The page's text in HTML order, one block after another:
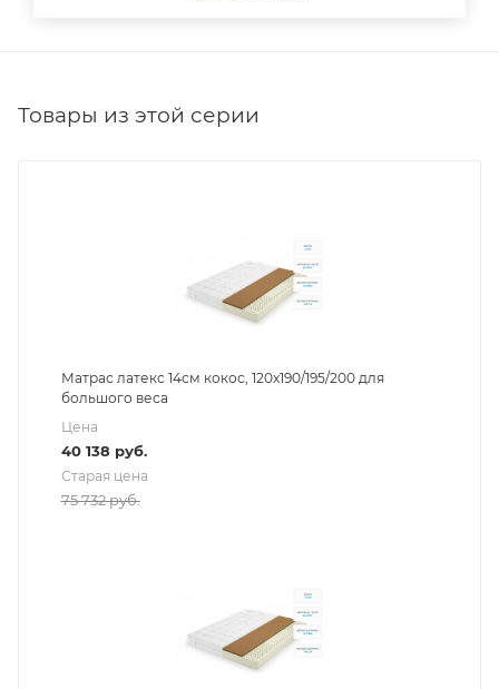
Товары из этой серии
Матрас латекс 14см кокос, 120х190/195/200 для
большого веса
Цена
40 138 руб.
Старая цена
75 732руб.